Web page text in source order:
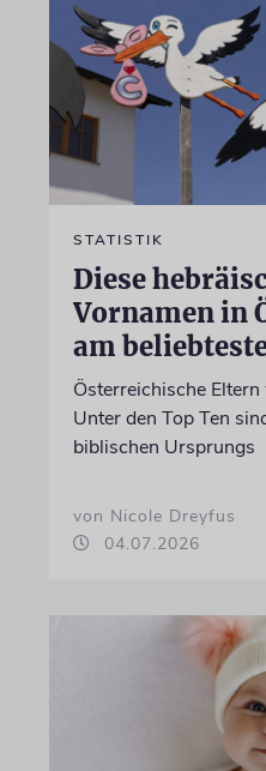
STATISTIK
Diese
Vornamen in
am
Österreichische
Unter den Top Ten
biblischen Ursprungs
von Nicole Dreyfus
04.07.2026